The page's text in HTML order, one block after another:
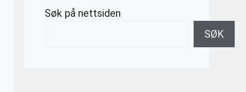
Søk på nettsiden
SØK